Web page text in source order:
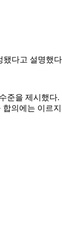
됐다고 설명했
준을 제시했
의에는 이르